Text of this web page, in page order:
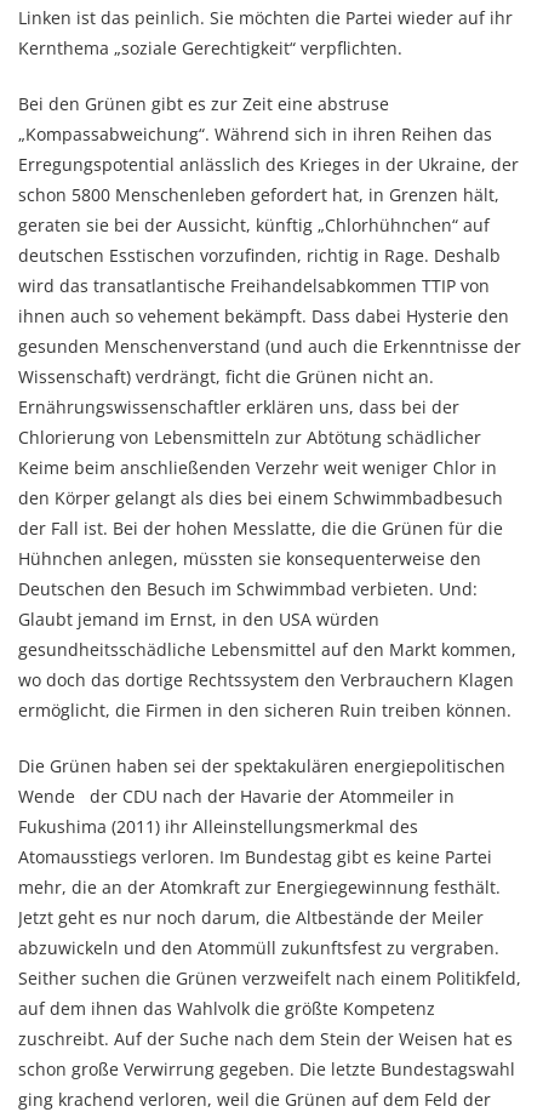
Linken ist das peinlich. Sie möchten die Partei wieder auf ihr
Kernthema „soziale Gerechtigkeit“ verpflichten.
Bei den Grünen gibt es zur Zeit eine abstruse
„Kompassabweichung“. Während sich in ihren Reihen das
Erregungspotential anlässlich des Krieges in der Ukraine, der
schon 5800 Menschenleben gefordert hat, in Grenzen hält,
geraten sie bei der Aussicht, künftig „Chlorhühnchen“ auf
deutschen Esstischen vorzufinden, richtig in Rage. Deshalb
wird das transatlantische Freihandelsabkommen TTIP von
ihnen auch so vehement bekämpft. Dass dabei Hysterie den
gesunden Menschenverstand (und auch die Erkenntnisse der
Wissenschaft) verdrängt, ficht die Grünen nicht an.
Ernährungswissenschaftler erklären uns, dass bei der
Chlorierung von Lebensmitteln zur Abtötung schädlicher
Keime beim anschließenden Verzehr weit weniger Chlor in
den Körper gelangt als dies bei einem Schwimmbadbesuch
der Fall ist. Bei der hohen Messlatte, die die Grünen für die
Hühnchen anlegen, müssten sie konsequenterweise den
Deutschen den Besuch im Schwimmbad verbieten. Und:
Glaubt jemand im Ernst, in den USA würden
gesundheitsschädliche Lebensmittel auf den Markt kommen,
wo doch das dortige Rechtssystem den Verbrauchern Klagen
ermöglicht, die Firmen in den sicheren Ruin treiben können.
Die Grünen haben sei der spektakulären energiepolitischen
Wende der CDU nach der Havarie der Atommeiler in
Fukushima (2011) ihr Alleinstellungsmerkmal des
Atomausstiegs verloren. Im Bundestag gibt es keine Partei
mehr, die an der Atomkraft zur Energiegewinnung festhält.
Jetzt geht es nur noch darum, die Altbestände der Meiler
abzuwickeln und den Atommüll zukunftsfest zu vergraben.
Seither suchen die Grünen verzweifelt nach einem Politikfeld,
auf dem ihnen das Wahlvolk die größte Kompetenz
zuschreibt. Auf der Suche nach dem Stein der Weisen hat es
schon große Verwirrung gegeben. Die letzte Bundestagswahl
ging krachend verloren, weil die Grünen auf dem Feld der